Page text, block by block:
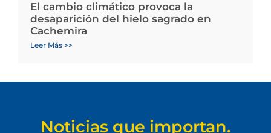
El cambio climático provoca la
desaparición del hielo sagrado en
Cachemira
Leer Más >>
Noticias que importan.